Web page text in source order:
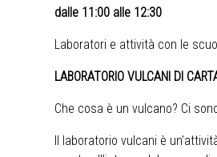
dalle 11:00 alle 12:30
Laboratori e attività con le
LABORATORIO VULCANI DI
Che cosa è un vulcano? Ci
Il laboratorio vulcani è